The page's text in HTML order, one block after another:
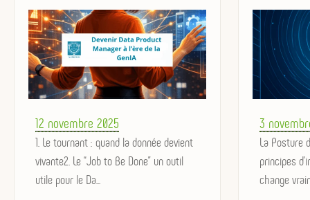
Posted
on
12 novembre 2025
1. Le tournant : quand la donnée devient
vivante2. Le “Job to Be Done” un outil
utile pour le Da...
Posted
on
3
La Posture
principes
change